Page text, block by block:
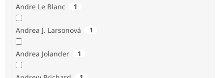
Andre Le Blanc 1
Andrea J. Larsonová 1
Andrea Jolander 1